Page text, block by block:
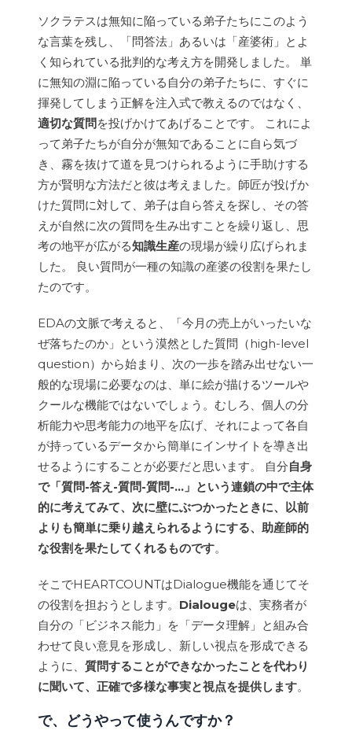
ソクラテスは無知に陥っている弟子たちにこのよう
な言葉を残し、「問答法」あるいは「産婆術」とよ
く知られている批判的な考え方を開発しました。 単
に無知の淵に陥っている自分の弟子たちに、すぐに
揮発してしまう正解を注入式で教えるのではなく、
適切な質問 を投げかけてあげることです。 これによ
って弟子たちが自分が無知であることに自ら気づ
き、霧を抜けて道を見つけられるように手助けする
方が賢明な方法だと彼は考えました。師匠が投げか
けた質問に対して、弟子は自ら答えを探し、その答
えが自然に次の質問を生み出すことを繰り返し、思
考の地平が広がる知識生産の現場が繰り広げられま
した。 良い質問が一種の知識の産婆の役割を果たし
たのです。
EDAの文脈で考えると、「今月の売上がいったいな
ぜ落ちたのか」という漠然とした質問（high-level
question）から始まり、次の一歩を踏み出せない一
般的な現場に必要なのは、単に絵が描けるツールや
クールな機能ではないでしょう。むしろ、個人の分
析能力や思考能力の地平を広げ、それによって各自
が持っているデータから簡単にインサイトを導き出
せるようにすることが必要だと思います。 自分自身
で「質問-答え-質問-質問-...」という連鎖の中で主体
的に考えてみて、次に壁にぶつかったときに、以前
よりも簡単に乗り越えられるようにする、助産師的
な役割を果たしてくれるものです。
そこでHEARTCOUNTはDialogue機能を通じてそ
の役割を担おうとします。 Dialougeは、実務者が
自分の「ビジネス能力」を「データ理解」と組み合
わせて良い意見を形成し、新しい視点を形成できる
ように、 質問することができなかったことを代わり
に聞いて、正確で多様な事実と視点を提供します。
で、どうやって使うんですか？